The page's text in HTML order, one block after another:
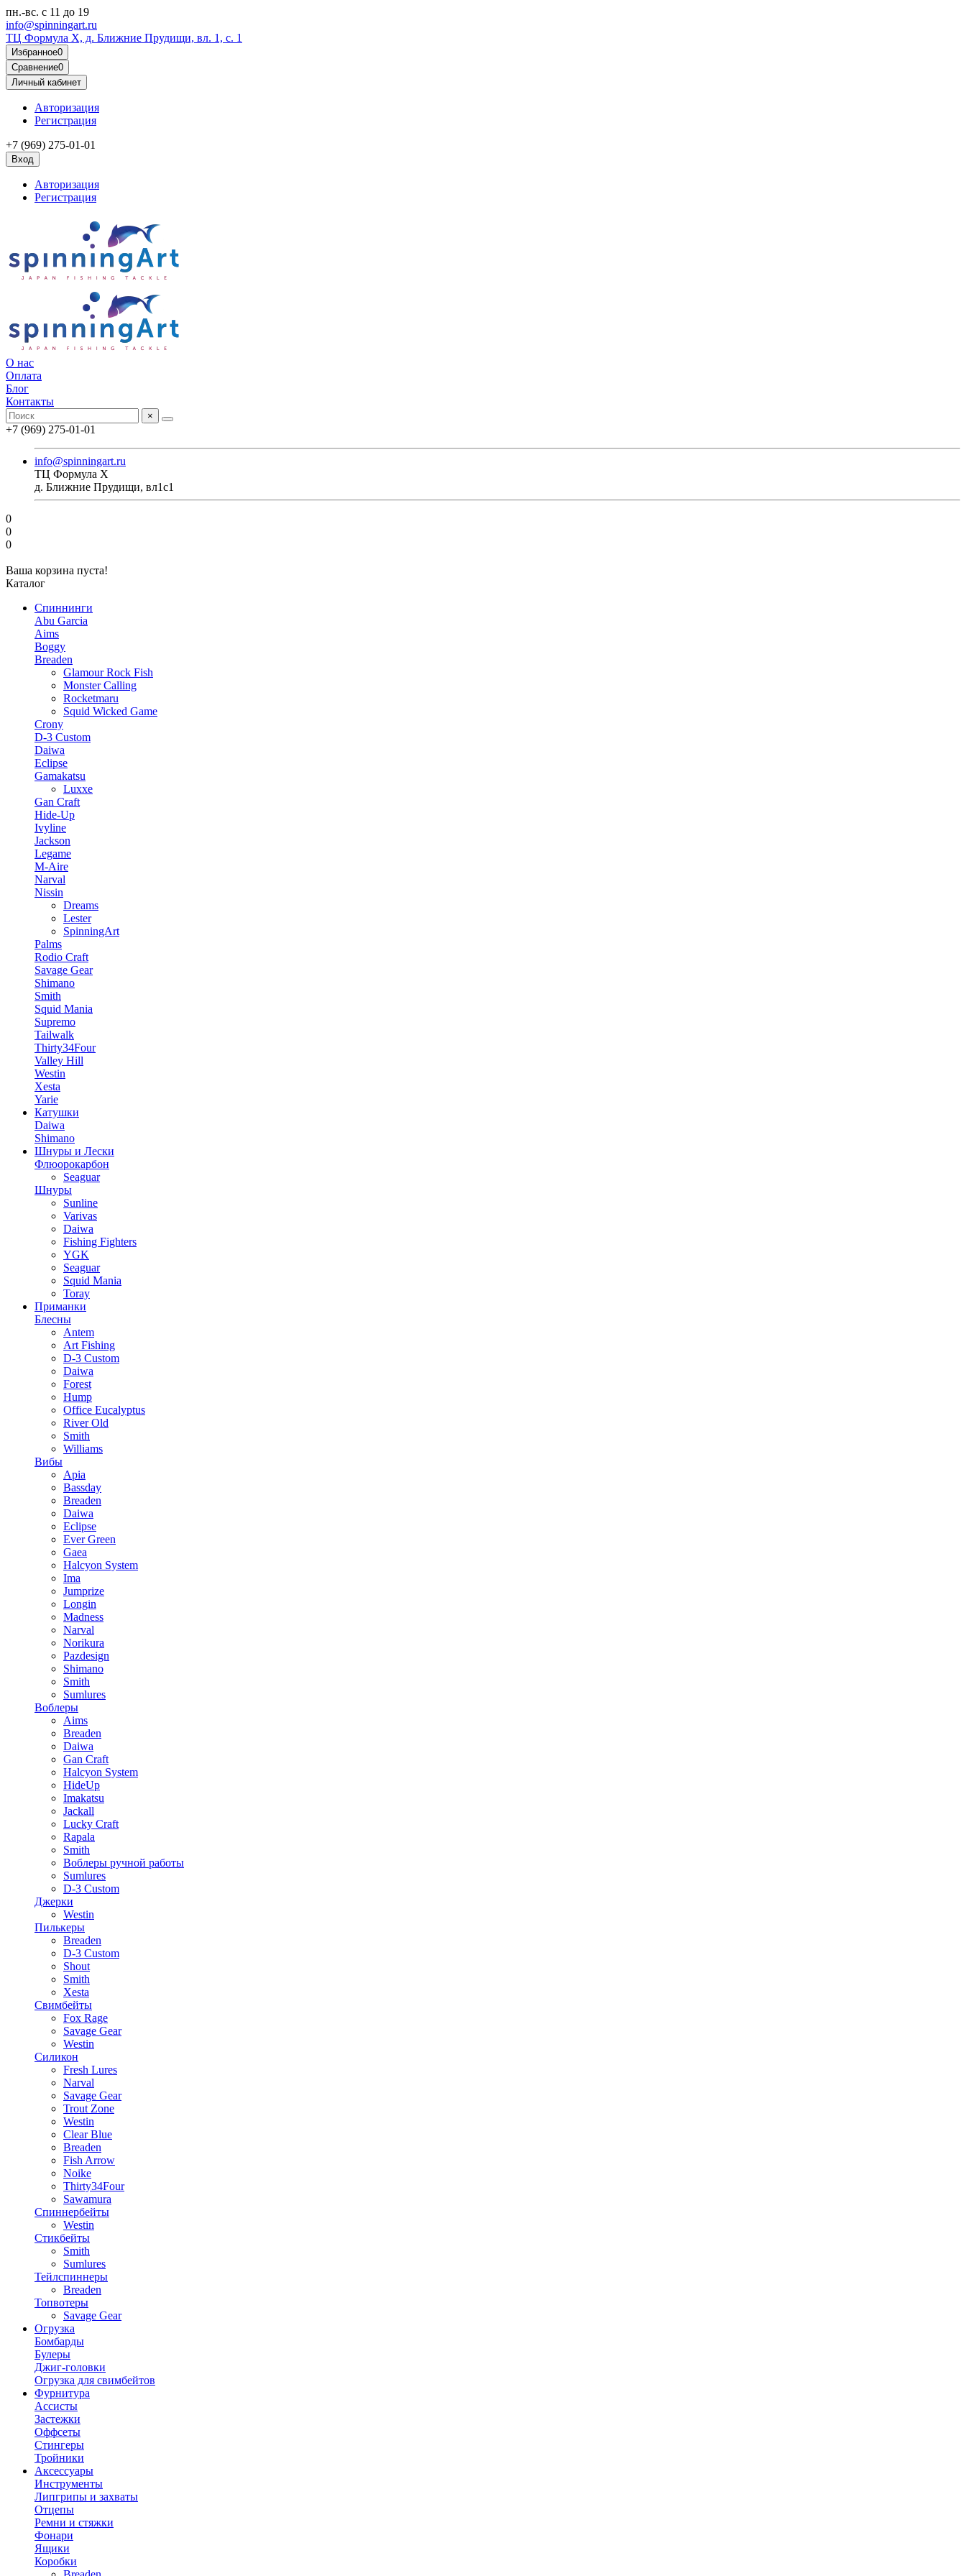
пн.-вс. с 11 до 19
info@spinningart.ru
ТЦ Формула X, д. Ближние Прудищи, вл. 1, с. 1
Избранное0
Сравнение0
Личный кабинет
Авторизация
Регистрация
+7 (969) 275-01-01
Вход
Авторизация
Регистрация
О нас
Оплата
Блог
Контакты
×
+7 (969) 275-01-01
info@spinningart.ru
ТЦ Формула X
д. Ближние Прудищи, вл1с1
0
0
0
Ваша корзина пуста!
Каталог
Спиннинги
Abu Garcia
Aims
Boggy
Breaden
Glamour Rock Fish
Monster Calling
Rocketmaru
Squid Wicked Game
Crony
D-3 Custom
Daiwa
Eclipse
Gamakatsu
Luxxe
Gan Craft
Hide-Up
Ivyline
Jackson
Legame
M-Aire
Narval
Nissin
Dreams
Lester
SpinningArt
Palms
Rodio Craft
Savage Gear
Shimano
Smith
Squid Mania
Supremo
Tailwalk
Thirty34Four
Valley Hill
Westin
Xesta
Yarie
Катушки
Daiwa
Shimano
Шнуры и Лески
Флюорокарбон
Seaguar
Шнуры
Sunline
Varivas
Daiwa
Fishing Fighters
YGK
Seaguar
Squid Mania
Toray
Приманки
Блесны
Antem
Art Fishing
D-3 Custom
Daiwa
Forest
Hump
Office Eucalyptus
River Old
Smith
Williams
Вибы
Apia
Bassday
Breaden
Daiwa
Eclipse
Ever Green
Gaea
Halcyon System
Ima
Jumprize
Longin
Madness
Narval
Norikura
Pazdesign
Shimano
Smith
Sumlures
Воблеры
Aims
Breaden
Daiwa
Gan Craft
Halcyon System
HideUp
Imakatsu
Jackall
Lucky Craft
Rapala
Smith
Воблеры ручной работы
Sumlures
D-3 Custom
Джерки
Westin
Пилькеры
Breaden
D-3 Custom
Shout
Smith
Xesta
Свимбейты
Fox Rage
Savage Gear
Westin
Силикон
Fresh Lures
Narval
Savage Gear
Trout Zone
Westin
Clear Blue
Breaden
Fish Arrow
Noike
Thirty34Four
Sawamura
Спиннербейты
Westin
Стикбейты
Smith
Sumlures
Тейлспиннеры
Breaden
Топвотеры
Savage Gear
Огрузка
Бомбарды
Булеры
Джиг-головки
Огрузка для свимбейтов
Фурнитура
Ассисты
Застежки
Оффсеты
Стингеры
Тройники
Аксессуары
Инструменты
Липгрипы и захваты
Отцепы
Ремни и стяжки
Фонари
Ящики
Коробки